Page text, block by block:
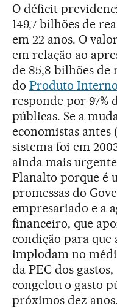
O déficit
149,7 bilhões de
em 22 anos. O
em relação ao
de 85,8 bilhões de
do Produto
responde por 97%
públicas. Se a
economistas
sistema foi em
ainda mais
Planalto porque é
promessas do
empresariado e a
financeiro, que
condição para que
implodam no
da PEC dos
congelou o gasto
próximos dez anos.